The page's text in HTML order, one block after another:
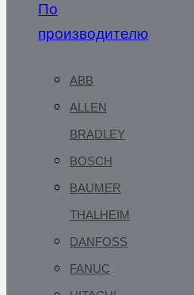
По
производителю
ABB
ALLEN
BRADLEY
BOSCH
BAUMER
THALHEIM
DANFOSS
FANUC